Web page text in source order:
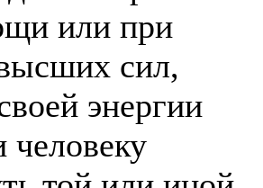
или при
сил,
энергии
человеку